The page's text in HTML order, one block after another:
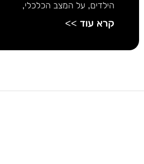
הילדים, על המצב הכלכלי,
קרא עוד >>